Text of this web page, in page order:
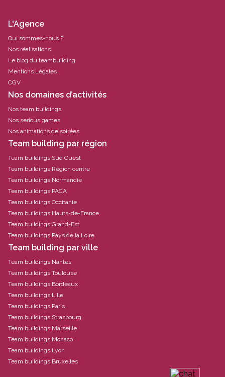
L'Agence
Qui sommes-nous ?
Nos réalisations
Le blog du teambuilding
Mentions Légales
CGV
Nos domaines d’activités
Nos team buildings
Nos serious games
Nos animations de soirées
Team building par région
Team buildings Sud Ouest
Team buildings Région centre
Team buildings Normandie
Team buildings PACA
Team buildings Occitanie
Team buildings Hauts-de-France
Team buildings Grand-Est
Team buildings Pays de la Loire
Team building par ville
Team buildings Nantes
Team buildings Toulouse
Team buildings Bordeaux
Team buildings Lille
Team buildings Paris
Team buildings Strasbourg
Team buildings Marseille
Team buildings Monaco
Team buildings Lyon
Team buildings Bruxelles